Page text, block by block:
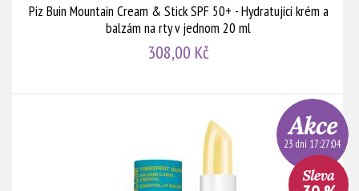
Piz Buin Mountain Cream & Stick SPF 50+ - Hydratující krém a
balzám na rty v jednom 20 ml
308,00 Kč
23 dní 17:27:03